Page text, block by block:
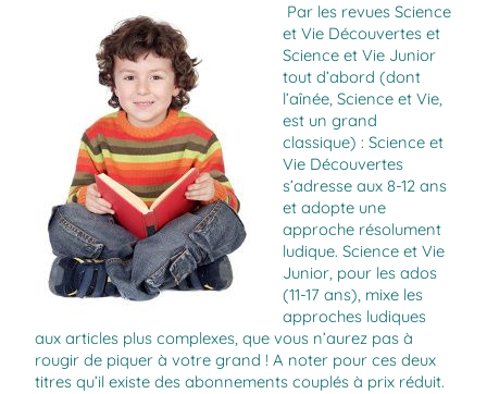
Par les revues Science
et Vie Découvertes et
Science et Vie Junior
tout d’abord (dont
l’aînée, Science et Vie,
est un grand
classique) : Science et
Vie Découvertes
s’adresse aux 8-12 ans
et adopte une
approche résolument
ludique. Science et Vie
Junior, pour les ados
(11-17 ans), mixe les
approches ludiques
aux articles plus complexes, que vous n’aurez pas à
rougir de piquer à votre grand ! A noter pour ces deux
titres qu’il existe des abonnements couplés à prix réduit.